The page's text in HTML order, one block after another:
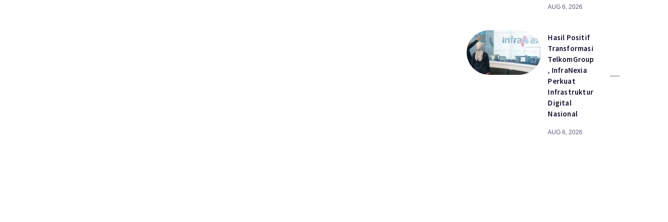
AUG 6, 2026
Hasil Positif
Transformasi
TelkomGroup
, InfraNexia
Perkuat
Infrastruktur
Digital
Nasional
AUG 6, 2026